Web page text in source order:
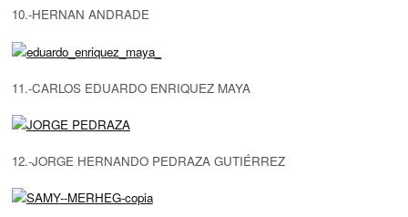
10.-HERNAN ANDRADE
11.-CARLOS EDUARDO ENRIQUEZ MAYA
12.-JORGE HERNANDO PEDRAZA GUTIÉRREZ